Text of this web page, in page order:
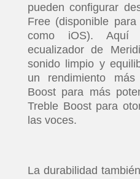
pueden configurar
Free (disponible
como iOS). Aquí
ecualizador de
sonido limpio y
un rendimiento más
Boost para más
Treble Boost para
las voces.
La durabilidad